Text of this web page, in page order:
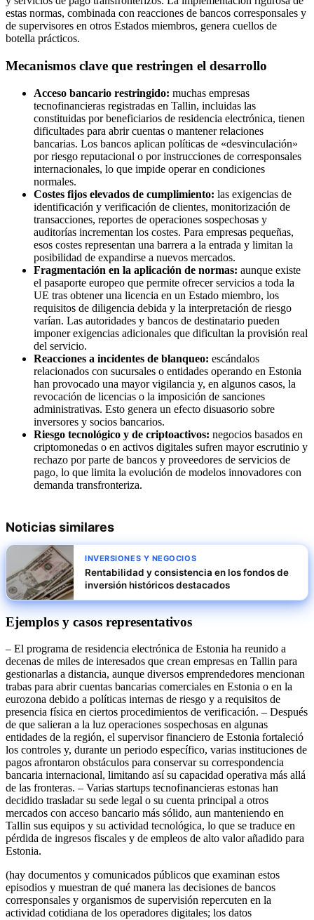
estas normas, combinada con reacciones de bancos corresponsales y
de supervisores en otros Estados miembros, genera cuellos de
botella prácticos.
Mecanismos clave que restringen el desarrollo
Acceso bancario restringido: muchas empresas
tecnofinancieras registradas en Tallin, incluidas las
constituidas por beneficiarios de residencia electrónica, tienen
dificultades para abrir cuentas o mantener relaciones
bancarias. Los bancos aplican políticas de «desvinculación»
por riesgo reputacional o por instrucciones de corresponsales
internacionales, lo que impide operar en condiciones
normales.
Costes fijos elevados de cumplimiento: las exigencias de
identificación y verificación de clientes, monitorización de
transacciones, reportes de operaciones sospechosas y
auditorías incrementan los costes. Para empresas pequeñas,
esos costes representan una barrera a la entrada y limitan la
posibilidad de expandirse a nuevos mercados.
Fragmentación en la aplicación de normas: aunque existe
el pasaporte europeo que permite ofrecer servicios a toda la
UE tras obtener una licencia en un Estado miembro, los
requisitos de diligencia debida y la interpretación de riesgo
varían. Las autoridades y bancos de destinatario pueden
imponer exigencias adicionales que dificultan la provisión real
del servicio.
Reacciones a incidentes de blanqueo: escándalos
relacionados con sucursales o entidades operando en Estonia
han provocado una mayor vigilancia y, en algunos casos, la
revocación de licencias o la imposición de sanciones
administrativas. Esto genera un efecto disuasorio sobre
inversores y socios bancarios.
Riesgo tecnológico y de criptoactivos: negocios basados en
criptomonedas o en activos digitales sufren mayor escrutinio y
rechazo por parte de bancos y proveedores de servicios de
pago, lo que limita la evolución de modelos innovadores con
demanda transfronteriza.
Noticias similares
INVERSIONES Y NEGOCIOS
Rentabilidad y consistencia en los fondos de
inversión históricos destacados
Ejemplos y casos representativos
– El programa de residencia electrónica de Estonia ha reunido a
decenas de miles de interesados que crean empresas en Tallin para
gestionarlas a distancia, aunque diversos emprendedores mencionan
trabas para abrir cuentas bancarias comerciales en Estonia o en la
eurozona debido a políticas internas de riesgo y a requisitos de
presencia física en ciertos procedimientos de verificación. – Después
de que salieran a la luz operaciones sospechosas en algunas
entidades de la región, el supervisor financiero de Estonia fortaleció
los controles y, durante un periodo específico, varias instituciones de
pagos afrontaron obstáculos para conservar su correspondencia
bancaria internacional, limitando así su capacidad operativa más allá
de las fronteras. – Varias startups tecnofinancieras estonas han
decidido trasladar su sede legal o su cuenta principal a otros
mercados con acceso bancario más sólido, aun manteniendo en
Tallin sus equipos y su actividad tecnológica, lo que se traduce en
pérdida de ingresos fiscales y de empleos de alto valor añadido para
Estonia.
(hay documentos y comunicados públicos que examinan estos
episodios y muestran de qué manera las decisiones de bancos
corresponsales y organismos de supervisión repercuten en la
actividad cotidiana de los operadores digitales; los datos